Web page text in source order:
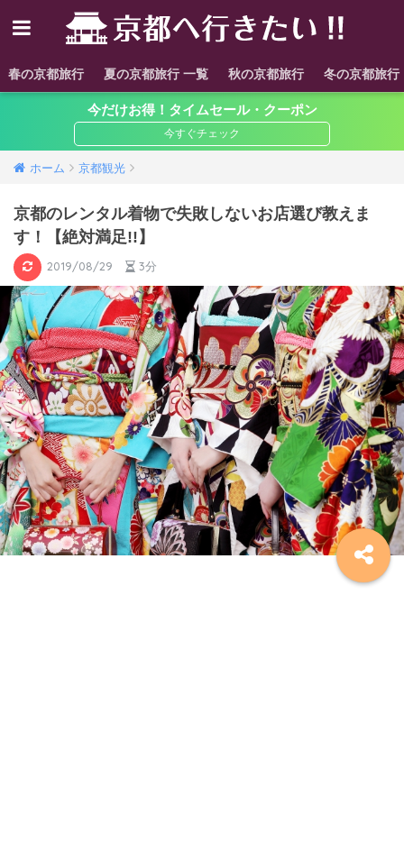
春の京都旅行 夏の京都旅行 一覧 秋の京都旅行 冬の京都旅行
今だけお得！タイムセール・クーポン
ホーム 京都観光
京都のレンタル着物で失敗しないお店選び教えま
す！【絶対満足!!】
2019/08/29 3分